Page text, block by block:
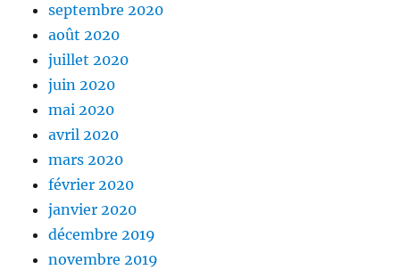
septembre 2020
août 2020
juillet 2020
juin 2020
mai 2020
avril 2020
mars 2020
février 2020
janvier 2020
décembre 2019
novembre 2019